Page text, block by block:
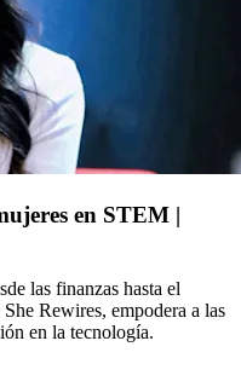
en STEM |
las finanzas hasta el
Rewires, empodera a las
en la tecnología.